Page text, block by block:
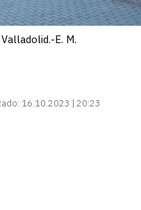
E. M.
16.10.2023 | 20:23